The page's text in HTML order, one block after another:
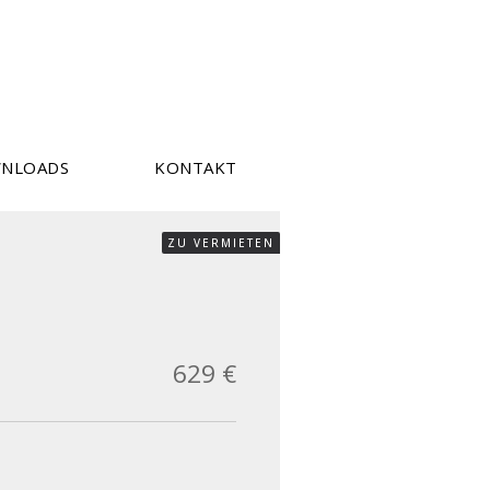
KONTAKT
ZU VERMIETEN
629 €